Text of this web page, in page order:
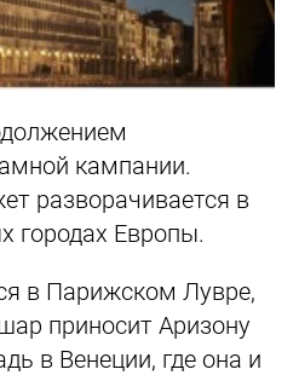
кампании.
разворачивается в
городах Европы.
в Парижском Лувре,
приносит Аризону
в Венеции, где она и